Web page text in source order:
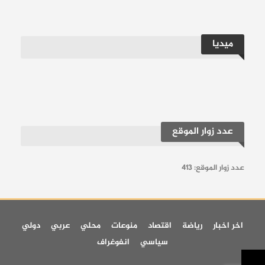
المحلية للأجانب بعد تعاقد النادي مع الفرنسي
كريم بنزيما.
إقرأ أيضاً:دي لا فوينتي يعلن قائمة إسبانيا لـ
كأس العالم 2026.. وغياب تام لعناصر الملكي
ميديا
عدد زوار الموقع
عدد زوار الموقع:413
اخر اخبار رياضة اقتصاد منوعات محلي عربي
دولي
سياسي
انفوغراف